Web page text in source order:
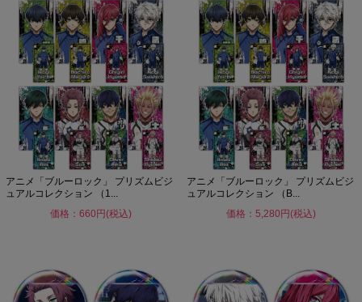
アニメ「ブルーロック」 プリズムビジ
ュアルコレクション （1...
価格：660円(税込)
アニメ「ブルーロック」 プリズムビジ
ュアルコレクション （B...
価格：5,280円(税込)